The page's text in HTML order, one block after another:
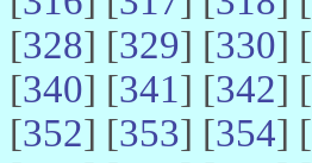
[328] [329] [330] [
[340] [341] [342] [
[352] [353] [354] [